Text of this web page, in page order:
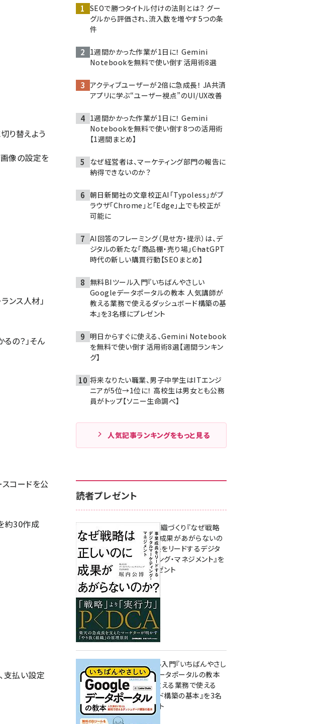
り替えよう
画像の設定を
ンス人材」
の？」そん
コードを公
約30作成
支払い設定
SEOで勝つタイトル付けの法則とは？ グー
グルから評価され、流入数を増やす5つの条
件
1週間かかった作業が1日に！ Gemini
Notebookを無料で使い倒す活用術8選
アクティブユーザーが2倍に急成長！ JA共済
アプリに学ぶ“ユーザー視点”のUI/UX改善
1週間かかった作業が1日に！ Gemini
Notebookを無料で使い倒す8つの活用術
【1週間まとめ】
なぜ経営者は、マーケティング部門の報告に
納得できないのか？
朝日新聞社の文章校正AI「Typoless」がブ
ラウザ「Chrome」と「Edge」上でも校正が
可能に
AI回答のフレーミング（見せ方・提示）は、デ
ジタルの新たな「商品棚・売り場」――ChatGPT
時代の新しい購買行動【SEOまとめ】
無料BIツール入門『いちばんやさしい
Googleデータポータルの教本 人気講師が
教える業務で使えるダッシュボード構築の基
本』を3名様にプレゼント
明日からすぐに使える、Gemini Notebook
を無料で使い倒す活用術8選【週間ランキン
グ】
将来なりたい職業、男子中学生はITエンジ
ニアが5位→1位に！ 高校生は男女とも公務
員がトップ【ソニー生命調べ】
人気記事ランキングをもっと見る
読者プレゼント
成果を生む組織づくり『なぜ戦略
は正しいのに成果があがらないの
か？ 事業成長をリードするデジタ
ルマーケティング・マネジメント』を
3名様にプレゼント
8月7日 10:00
無料BIツール入門『いちばんやさし
いGoogleデータポータルの教本
人気講師が教える業務で使える
ダッシュボード構築の基本』を3名
様にプレゼント
7月31日 10:00